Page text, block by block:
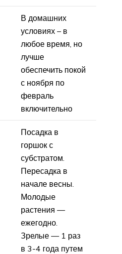
В домашних
условиях – в
любое время, но
лучше
обеспечить покой
с ноября по
февраль
включительно
Посадка в
горшок с
субстратом.
Пересадка в
начале весны.
Молодые
растения —
ежегодно.
Зрелые — 1 раз
в 3-4 года путем